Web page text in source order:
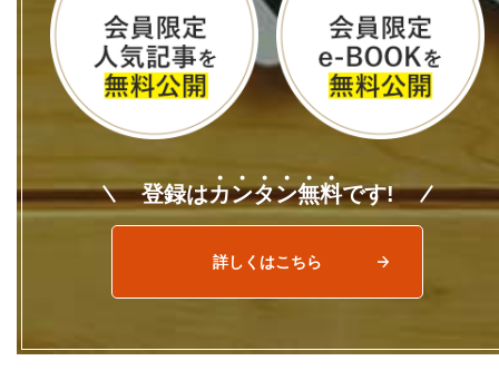
登録はカンタン無料です!
詳しくはこちら